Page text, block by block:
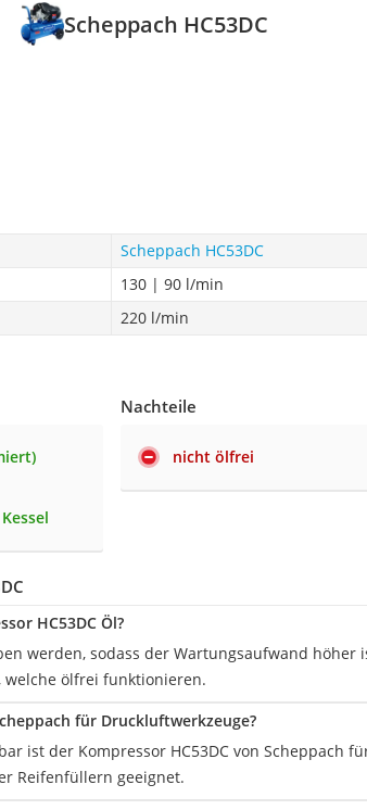
Scheppach HC53DC
Scheppach HC53DC
130 | 90 l/min
220 l/min
Nachteile
nicht ölfrei
HC53DC Öl?
werden, sodass der Wartungsaufwand höher
welche ölfrei funktionieren.
für Druckluftwerkzeuge?
ist der Kompressor HC53DC von Scheppach
Reifenfüllern geeignet.